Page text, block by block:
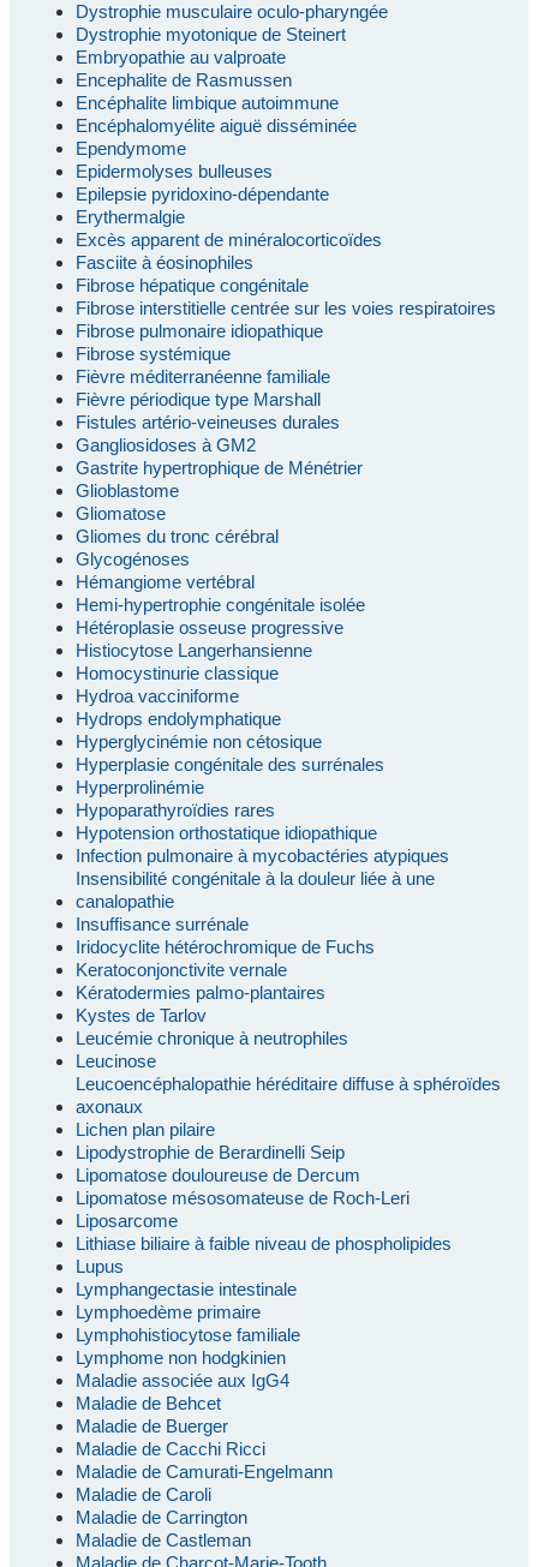
Dystrophie musculaire oculo-pharyngée
Dystrophie myotonique de Steinert
Embryopathie au valproate
Encephalite de Rasmussen
Encéphalite limbique autoimmune
Encéphalomyélite aiguë disséminée
Ependymome
Epidermolyses bulleuses
Epilepsie pyridoxino-dépendante
Erythermalgie
Excès apparent de minéralocorticoïdes
Fasciite à éosinophiles
Fibrose hépatique congénitale
Fibrose interstitielle centrée sur les voies respiratoires
Fibrose pulmonaire idiopathique
Fibrose systémique
Fièvre méditerranéenne familiale
Fièvre périodique type Marshall
Fistules artério-veineuses durales
Gangliosidoses à GM2
Gastrite hypertrophique de Ménétrier
Glioblastome
Gliomatose
Gliomes du tronc cérébral
Glycogénoses
Hémangiome vertébral
Hemi-hypertrophie congénitale isolée
Hétéroplasie osseuse progressive
Histiocytose Langerhansienne
Homocystinurie classique
Hydroa vacciniforme
Hydrops endolymphatique
Hyperglycinémie non cétosique
Hyperplasie congénitale des surrénales
Hyperprolinémie
Hypoparathyroïdies rares
Hypotension orthostatique idiopathique
Infection pulmonaire à mycobactéries atypiques
Insensibilité congénitale à la douleur liée à une
canalopathie
Insuffisance surrénale
Iridocyclite hétérochromique de Fuchs
Keratoconjonctivite vernale
Kératodermies palmo-plantaires
Kystes de Tarlov
Leucémie chronique à neutrophiles
Leucinose
Leucoencéphalopathie héréditaire diffuse à sphéroïdes
axonaux
Lichen plan pilaire
Lipodystrophie de Berardinelli Seip
Lipomatose douloureuse de Dercum
Lipomatose mésosomateuse de Roch-Leri
Liposarcome
Lithiase biliaire à faible niveau de phospholipides
Lupus
Lymphangectasie intestinale
Lymphoedème primaire
Lymphohistiocytose familiale
Lymphome non hodgkinien
Maladie associée aux IgG4
Maladie de Behcet
Maladie de Buerger
Maladie de Cacchi Ricci
Maladie de Camurati-Engelmann
Maladie de Caroli
Maladie de Carrington
Maladie de Castleman
Maladie de Charcot-Marie-Tooth